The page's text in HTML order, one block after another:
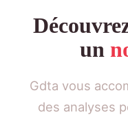
un
Gdta vous
des analyses